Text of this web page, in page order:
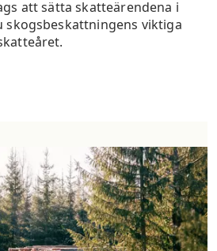
att sätta skatteärendena i
skogsbeskattningens viktiga